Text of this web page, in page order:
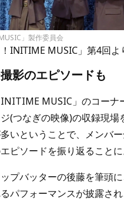
」製作委員会
！INITIME MUSIC」第4回
影のエピソードも
MUSIC」のコーナ
(つなぎの映像)の収録現場
いということで、メンバ
ピソードを振り返ることに
プバッターの後藤を筆頭
パフォーマンスが披露さ